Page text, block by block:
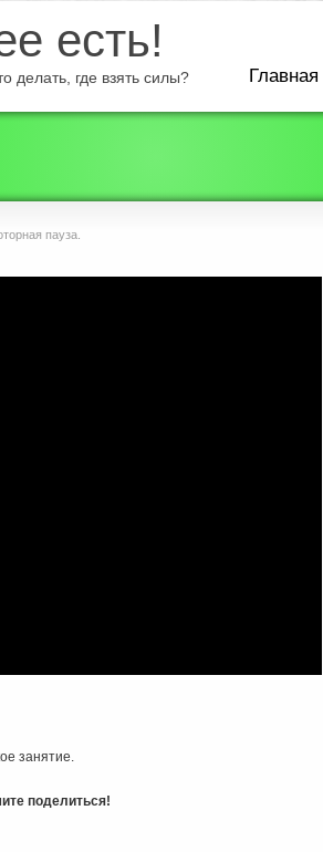
есть!
делать, где взять силы? Главная
пауза.
занятие.
поделиться!